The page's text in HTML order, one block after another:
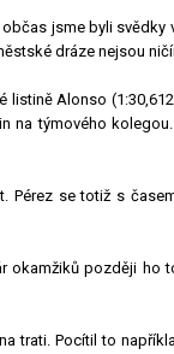
jsme byli
dráze nejsou
listině Alonso
na týmového
Pérez se totiž s
okamžiků později
trati. Pocítil to